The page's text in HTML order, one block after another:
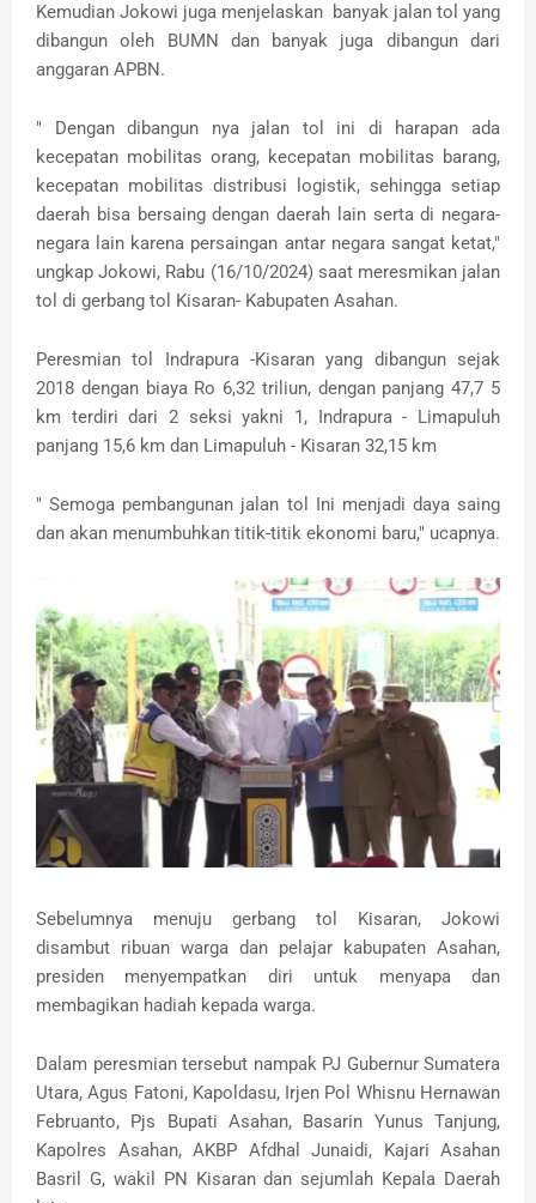
Kemudian Jokowi juga menjelaskan banyak jalan tol yang
dibangun oleh BUMN dan banyak juga dibangun dari
anggaran APBN.
" Dengan dibangun nya jalan tol ini di harapan ada
kecepatan mobilitas orang, kecepatan mobilitas barang,
kecepatan mobilitas distribusi logistik, sehingga setiap
daerah bisa bersaing dengan daerah lain serta di negara-
negara lain karena persaingan antar negara sangat ketat,"
ungkap Jokowi, Rabu (16/10/2024) saat meresmikan jalan
tol di gerbang tol Kisaran- Kabupaten Asahan.
Peresmian tol Indrapura -Kisaran yang dibangun sejak
2018 dengan biaya Ro 6,32 triliun, dengan panjang 47,7 5
km terdiri dari 2 seksi yakni 1, Indrapura - Limapuluh
panjang 15,6 km dan Limapuluh - Kisaran 32,15 km
" Semoga pembangunan jalan tol Ini menjadi daya saing
dan akan menumbuhkan titik-titik ekonomi baru," ucapnya.
Sebelumnya menuju gerbang tol Kisaran, Jokowi
disambut ribuan warga dan pelajar kabupaten Asahan,
presiden menyempatkan diri untuk menyapa dan
membagikan hadiah kepada warga.
Dalam peresmian tersebut nampak PJ Gubernur Sumatera
Utara, Agus Fatoni, Kapoldasu, Irjen Pol Whisnu Hernawan
Februanto, Pjs Bupati Asahan, Basarin Yunus Tanjung,
Kapolres Asahan, AKBP Afdhal Junaidi, Kajari Asahan
Basril G, wakil PN Kisaran dan sejumlah Kepala Daerah